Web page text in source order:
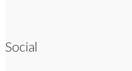
Social